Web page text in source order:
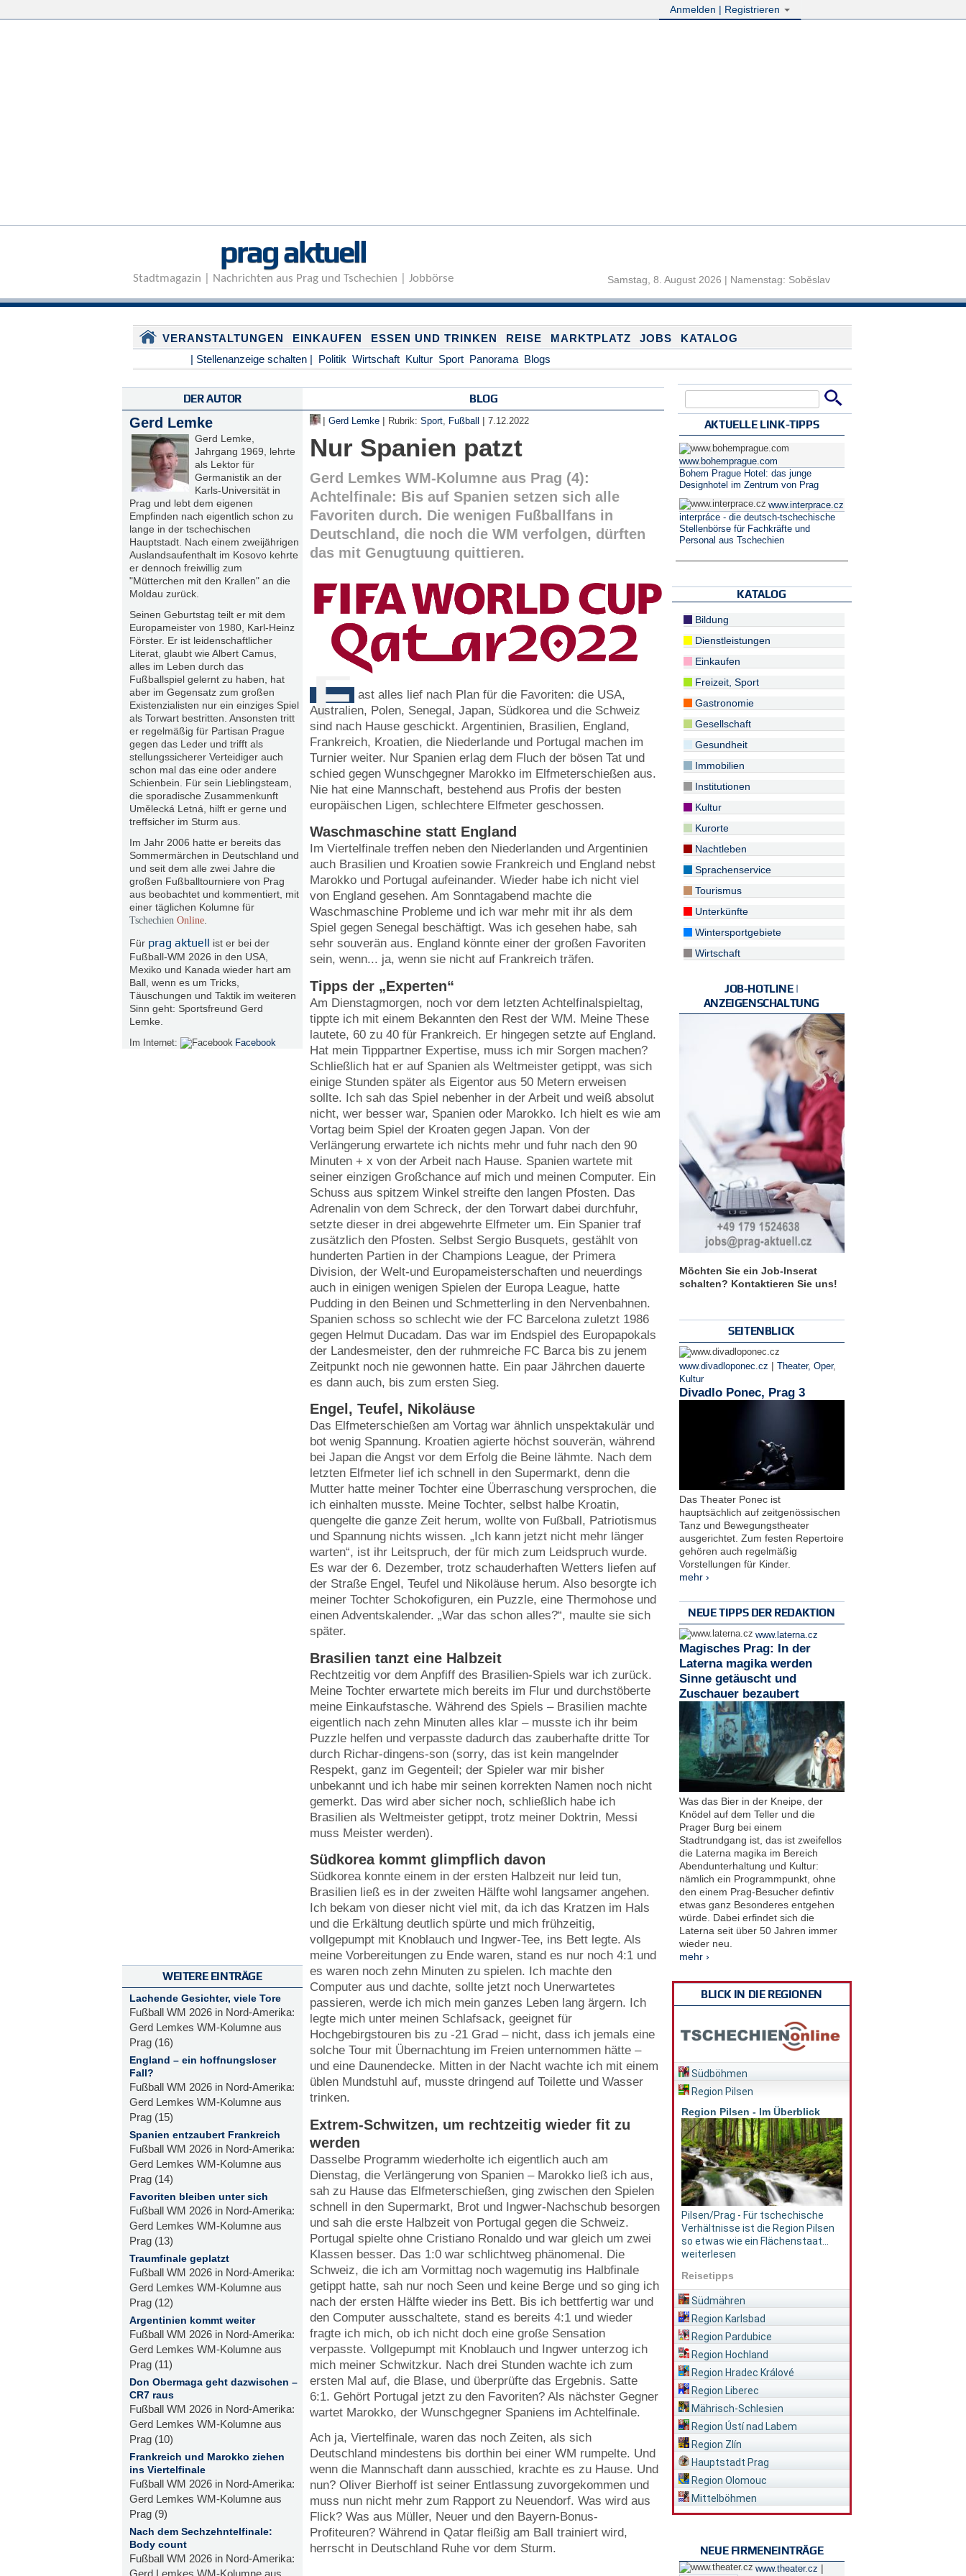
Anmelden | Registrieren
prag aktuell
Stadtmagazin | Nachrichten aus Prag und Tschechien | Jobbörse Samstag, 8. August 2026 | Namenstag: Soběslav
VERANSTALTUNGEN EINKAUFEN ESSEN UND TRINKEN REISE MARKTPLATZ JOBS
KATALOG
| Stellenanzeige schalten | Politik Wirtschaft Kultur Sport Panorama Blogs
DER AUTOR
Gerd Lemke
Gerd Lemke,
Jahrgang 1969, lehrte
als Lektor für
Germanistik an der
Karls-Universität in
Prag und lebt dem eigenen
Empfinden nach eigentlich schon zu
lange in der tschechischen
Hauptstadt. Nach einem zweijährigen
Auslandsaufenthalt im Kosovo kehrte
er dennoch freiwillig zum
"Mütterchen mit den Krallen" an die
Moldau zurück.
Seinen Geburtstag teilt er mit dem
Europameister von 1980, Karl-Heinz
Förster. Er ist leidenschaftlicher
Literat, glaubt wie Albert Camus,
alles im Leben durch das
Fußballspiel gelernt zu haben, hat
aber im Gegensatz zum großen
Existenzialisten nur ein einziges Spiel
als Torwart bestritten. Ansonsten tritt
er regelmäßig für Partisan Prague
gegen das Leder und trifft als
stellungssicherer Verteidiger auch
schon mal das eine oder andere
Schienbein. Für sein Lieblingsteam,
die sporadische Zusammenkunft
Umělecká Letná, hilft er gerne und
treffsicher im Sturm aus.
Im Jahr 2006 hatte er bereits das
Sommermärchen in Deutschland und
und seit dem alle zwei Jahre die
großen Fußballtourniere von Prag
aus beobachtet und kommentiert, mit
einer täglichen Kolumne für
TschechienOnline.
Für prag aktuell ist er bei der
Fußball-WM 2026 in den USA,
Mexiko und Kanada wieder hart am
Ball, wenn es um Tricks,
Täuschungen und Taktik im weiteren
Sinn geht: Sportsfreund Gerd
Lemke.
Im Internet: Facebook
WEITERE EINTRÄGE
Lachende Gesichter, viele Tore
Fußball WM 2026 in Nord-Amerika:
Gerd Lemkes WM-Kolumne aus
Prag (16)
England – ein hoffnungsloser
Fall?
Fußball WM 2026 in Nord-Amerika:
Gerd Lemkes WM-Kolumne aus
Prag (15)
Spanien entzaubert Frankreich
Fußball WM 2026 in Nord-Amerika:
Gerd Lemkes WM-Kolumne aus
Prag (14)
Favoriten bleiben unter sich
Fußball WM 2026 in Nord-Amerika:
Gerd Lemkes WM-Kolumne aus
Prag (13)
Traumfinale geplatzt
Fußball WM 2026 in Nord-Amerika:
Gerd Lemkes WM-Kolumne aus
Prag (12)
Argentinien kommt weiter
Fußball WM 2026 in Nord-Amerika:
Gerd Lemkes WM-Kolumne aus
Prag (11)
Don Obermaga geht dazwischen –
CR7 raus
Fußball WM 2026 in Nord-Amerika:
Gerd Lemkes WM-Kolumne aus
Prag (10)
Frankreich und Marokko ziehen
ins Viertelfinale
Fußball WM 2026 in Nord-Amerika:
Gerd Lemkes WM-Kolumne aus
Prag (9)
Nach dem Sechzehntelfinale:
Body count
Fußball WM 2026 in Nord-Amerika:
Gerd Lemkes WM-Kolumne aus
BLOG
|Gerd Lemke | Rubrik:Sport, Fußball |7.12.2022
Nur Spanien patzt
Gerd Lemkes WM-Kolumne aus Prag (4):
Achtelfinale: Bis auf Spanien setzen sich alle
Favoriten durch. Die wenigen Fußballfans in
Deutschland, die noch die WM verfolgen, dürften
das mit Genugtuung quittieren.
F ast alles lief nach Plan für die Favoriten: die USA,
Australien, Polen, Senegal, Japan, Südkorea und die Schweiz
sind nach Hause geschickt. Argentinien, Brasilien, England,
Frankreich, Kroatien, die Niederlande und Portugal machen im
Turnier weiter. Nur Spanien erlag dem Fluch der bösen Tat und
schied gegen Wunschgegner Marokko im Elfmeterschießen aus.
Nie hat eine Mannschaft, bestehend aus Profis der besten
europäischen Ligen, schlechtere Elfmeter geschossen.
Waschmaschine statt England
Im Viertelfinale treffen neben den Niederlanden und Argentinien
auch Brasilien und Kroatien sowie Frankreich und England nebst
Marokko und Portugal aufeinander. Wieder habe ich nicht viel
von England gesehen. Am Sonntagabend machte die
Waschmaschine Probleme und ich war mehr mit ihr als dem
Spiel gegen Senegal beschäftigt. Was ich gesehen habe, sah
sehr souverän aus. England könnte einer der großen Favoriten
sein, wenn... ja, wenn sie nicht auf Frankreich träfen.
Tipps der „Experten“
Am Dienstagmorgen, noch vor dem letzten Achtelfinalspieltag,
tippte ich mit einem Bekannten den Rest der WM. Meine These
lautete, 60 zu 40 für Frankreich. Er hingegen setzte auf England.
Hat mein Tipppartner Expertise, muss ich mir Sorgen machen?
Schließlich hat er auf Spanien als Weltmeister getippt, was sich
einige Stunden später als Eigentor aus 50 Metern erweisen
sollte. Ich sah das Spiel nebenher in der Arbeit und weiß absolut
nicht, wer besser war, Spanien oder Marokko. Ich hielt es wie am
Vortag beim Spiel der Kroaten gegen Japan. Von der
Verlängerung erwartete ich nichts mehr und fuhr nach den 90
Minuten + x von der Arbeit nach Hause. Spanien wartete mit
seiner einzigen Großchance auf mich und meinen Computer. Ein
Schuss aus spitzem Winkel streifte den langen Pfosten. Das
Adrenalin von dem Schreck, der den Torwart dabei durchfuhr,
setzte dieser in drei abgewehrte Elfmeter um. Ein Spanier traf
zusätzlich den Pfosten. Selbst Sergio Busquets, gestählt von
hunderten Partien in der Champions League, der Primera
Division, der Welt-und Europameisterschaften und neuerdings
auch in einigen wenigen Spielen der Europa League, hatte
Pudding in den Beinen und Schmetterling in den Nervenbahnen.
Spanien schoss so schlecht wie der FC Barcelona zuletzt 1986
gegen Helmut Ducadam. Das war im Endspiel des Europapokals
der Landesmeister, den der ruhmreiche FC Barca bis zu jenem
Zeitpunkt noch nie gewonnen hatte. Ein paar Jährchen dauerte
es dann auch, bis zum ersten Sieg.
Engel, Teufel, Nikoläuse
Das Elfmeterschießen am Vortag war ähnlich unspektakulär und
bot wenig Spannung. Kroatien agierte höchst souverän, während
bei Japan die Angst vor dem Erfolg die Beine lähmte. Nach dem
letzten Elfmeter lief ich schnell in den Supermarkt, denn die
Mutter hatte meiner Tochter eine Überraschung versprochen, die
ich einhalten musste. Meine Tochter, selbst halbe Kroatin,
quengelte die ganze Zeit herum, wollte von Fußball, Patriotismus
und Spannung nichts wissen. „Ich kann jetzt nicht mehr länger
warten“, ist ihr Leitspruch, der für mich zum Leidspruch wurde.
Es war der 6. Dezember, trotz schauderhaften Wetters liefen auf
der Straße Engel, Teufel und Nikoläuse herum. Also besorgte ich
meiner Tochter Schokofiguren, ein Puzzle, eine Thermohose und
einen Adventskalender. „War das schon alles?“, maulte sie sich
später.
Brasilien tanzt eine Halbzeit
Rechtzeitig vor dem Anpfiff des Brasilien-Spiels war ich zurück.
Meine Tochter erwartete mich bereits im Flur und durchstöberte
meine Einkaufstasche. Während des Spiels – Brasilien machte
eigentlich nach zehn Minuten alles klar – musste ich ihr beim
Puzzle helfen und verpasste dadurch das zauberhafte dritte Tor
durch Richar-dingens-son (sorry, das ist kein mangelnder
Respekt, ganz im Gegenteil; der Spieler war mir bisher
unbekannt und ich habe mir seinen korrekten Namen noch nicht
gemerkt. Das wird aber sicher noch, schließlich habe ich
Brasilien als Weltmeister getippt, trotz meiner Doktrin, Messi
muss Meister werden).
Südkorea kommt glimpflich davon
Südkorea konnte einem in der ersten Halbzeit nur leid tun,
Brasilien ließ es in der zweiten Hälfte wohl langsamer angehen.
Ich bekam von dieser nicht viel mit, da ich das Kratzen im Hals
und die Erkältung deutlich spürte und mich frühzeitig,
vollgepumpt mit Knoblauch und Ingwer-Tee, ins Bett legte. Als
meine Vorbereitungen zu Ende waren, stand es nur noch 4:1 und
es waren noch zehn Minuten zu spielen. Ich machte den
Computer aus und dachte, sollte jetzt noch Unerwartetes
passieren, werde ich mich mein ganzes Leben lang ärgern. Ich
legte mich unter meinen Schlafsack, geeignet für
Hochgebirgstouren bis zu -21 Grad – nicht, dass ich jemals eine
solche Tour mit Übernachtung im Freien unternommen hätte –
und eine Daunendecke. Mitten in der Nacht wachte ich mit einem
üblen Mundstuhl auf, musste dringend auf Toilette und Wasser
trinken.
Extrem-Schwitzen, um rechtzeitig wieder fit zu
werden
Dasselbe Programm wiederholte ich eigentlich auch am
Dienstag, die Verlängerung von Spanien – Marokko ließ ich aus,
sah zu Hause das Elfmeterschießen, ging zwischen den Spielen
schnell in den Supermarkt, Brot und Ingwer-Nachschub besorgen
und sah die erste Halbzeit von Portugal gegen die Schweiz.
Portugal spielte ohne Cristiano Ronaldo und war gleich um zwei
Klassen besser. Das 1:0 war schlichtweg phänomenal. Die
Schweiz, die ich am Vormittag noch wagemutig ins Halbfinale
getippt hatte, sah nur noch Seen und keine Berge und so ging ich
nach der ersten Hälfte wieder ins Bett. Bis ich bettfertig war und
den Computer ausschaltete, stand es bereits 4:1 und wieder
fragte ich mich, ob ich nicht doch eine große Sensation
verpasste. Vollgepumpt mit Knoblauch und Ingwer unterzog ich
mich meiner Schwitzkur. Nach drei Stunden wachte ich zum
ersten Mal auf, die Blase, und überprüfte das Ergebnis. Satte
6:1. Gehört Portugal jetzt zu den Favoriten? Als nächster Gegner
wartet Marokko, der Wunschgegner Spaniens im Achtelfinale.
Ach ja, Viertelfinale, waren das noch Zeiten, als sich
Deutschland mindestens bis dorthin bei einer WM rumpelte. Und
wenn die Mannschaft dann ausschied, krachte es zu Hause. Und
nun? Oliver Bierhoff ist seiner Entlassung zuvorgekommen und
muss nun nicht mehr zum Rapport zu Neuendorf. Was wird aus
Flick? Was aus Müller, Neuer und den Bayern-Bonus-
Profiteuren? Während in Qatar fleißig am Ball trainiert wird,
herrscht in Deutschland Ruhe vor dem Sturm.
AKTUELLE LINK-TIPPS
www.bohemprague.com
Bohem Prague Hotel: das junge
Designhotel im Zentrum von Prag
www.interprace.cz
interpráce - die deutsch-tschechische
Stellenbörse für Fachkräfte und
Personal aus Tschechien
KATALOG
Bildung
Dienstleistungen
Einkaufen
Freizeit, Sport
Gastronomie
Gesellschaft
Gesundheit
Immobilien
Institutionen
Kultur
Kurorte
Nachtleben
Sprachenservice
Tourismus
Unterkünfte
Wintersportgebiete
Wirtschaft
JOB-HOTLINE |
ANZEIGENSCHALTUNG
Möchten Sie ein Job-Inserat
schalten? Kontaktieren Sie uns!
SEITENBLICK
www.divadloponec.cz | Theater, Oper,
Kultur
Divadlo Ponec, Prag 3
Das Theater Ponec ist
hauptsächlich auf zeitgenössischen
Tanz und Bewegungstheater
ausgerichtet. Zum festen Repertoire
gehören auch regelmäßig
Vorstellungen für Kinder.
mehr ›
NEUE TIPPS DER REDAKTION
www.laterna.cz
Magisches Prag: In der
Laterna magika werden
Sinne getäuscht und
Zuschauer bezaubert
Was das Bier in der Kneipe, der
Knödel auf dem Teller und die
Prager Burg bei einem
Stadtrundgang ist, das ist zweifellos
die Laterna magika im Bereich
Abendunterhaltung und Kultur:
nämlich ein Programmpunkt, ohne
den einem Prag-Besucher defintiv
etwas ganz Besonderes entgehen
würde. Dabei erfindet sich die
Laterna seit über 50 Jahren immer
wieder neu.
mehr ›
BLICK IN DIE REGIONEN
Südböhmen
Region Pilsen
Region Pilsen - Im Überblick
Pilsen/Prag - Für tschechische
Verhältnisse ist die Region Pilsen
so etwas wie ein Flächenstaat...
weiterlesen
Reisetipps
Südmähren
Region Karlsbad
Region Pardubice
Region Hochland
Region Hradec Králové
Region Liberec
Mährisch-Schlesien
Region Ústí nad Labem
Region Zlín
Hauptstadt Prag
Region Olomouc
Mittelböhmen
NEUE FIRMENEINTRÄGE
www.theater.cz |